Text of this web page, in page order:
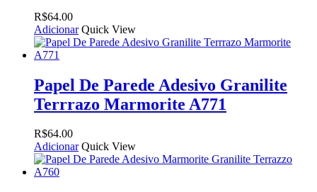
R$64.00
Adicionar Quick View
Papel De Parede Adesivo Granilite
Terrrazo Marmorite A771
R$64.00
Adicionar Quick View